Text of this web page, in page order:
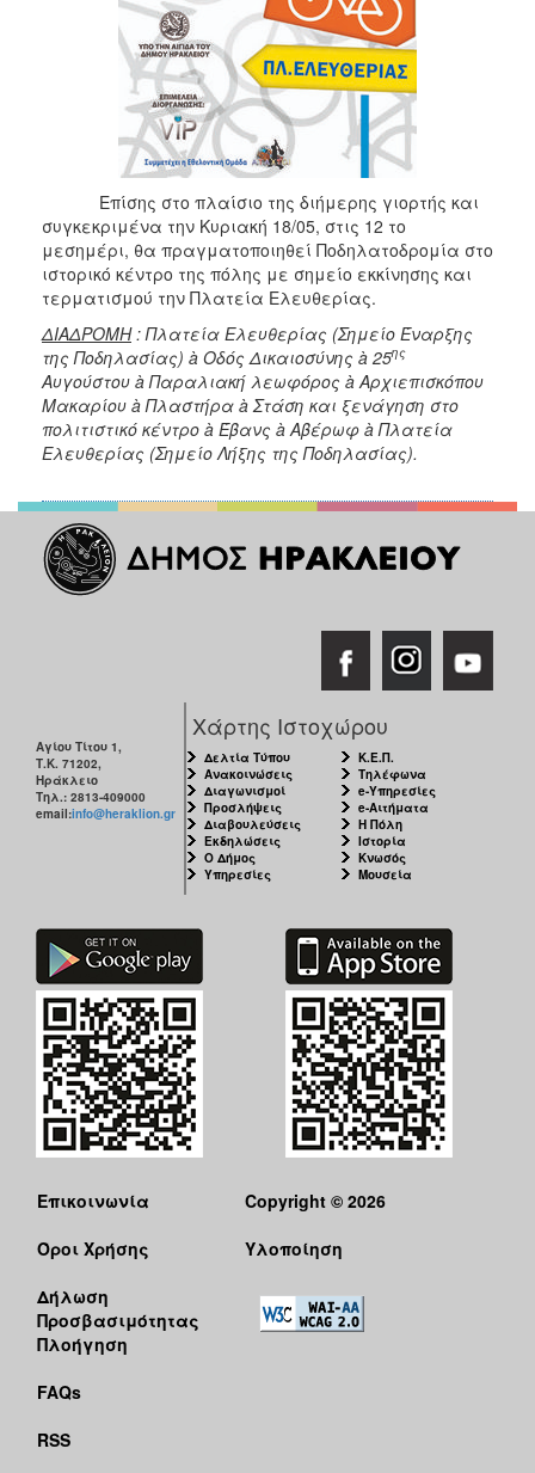
Επίσης στο πλαίσιο της διήμερης γιορτής και
συγκεκριμένα την Κυριακή 18/05, στις 12 το
μεσημέρι, θα πραγματοποιηθεί Ποδηλατοδρομία στο
ιστορικό κέντρο της πόλης με σημείο εκκίνησης και
τερματισμού την Πλατεία Ελευθερίας.
ΔΙΑΔΡΟΜΗ: Πλατεία Ελευθερίας (Σημείο Έναρξης
της Ποδηλασίας) à Οδός Δικαιοσύνης à 25ης
Αυγούστου à Παραλιακή λεωφόρος à Αρχιεπισκόπου
Μακαρίου à Πλαστήρα à Στάση και ξενάγηση στο
πολιτιστικό κέντρο à Έβανς à Αβέρωφ à Πλατεία
Ελευθερίας (Σημείο Λήξης της Ποδηλασίας).
Αγίου Τίτου 1,
Τ.Κ. 71202,
Ηράκλειο
Τηλ.: 2813-409000
email:info@heraklion.gr
Χάρτης Ιστοχώρου
Δελτία Τύπου
Ανακοινώσεις
Διαγωνισμοί
Προσλήψεις
Διαβουλεύσεις
Εκδηλώσεις
Ο Δήμος
Υπηρεσίες
Κ.Ε.Π.
Τηλέφωνα
e-Υπηρεσίες
e-Αιτήματα
Η Πόλη
Ιστορία
Κνωσός
Μουσεία
Επικοινωνία
Όροι Χρήσης
Δήλωση
Προσβασιμότητας
Πλοήγηση
FAQs
RSS
Copyright © 2026
Υλοποίηση